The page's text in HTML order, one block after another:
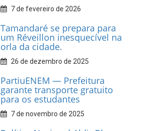
10 de fevereiro de 2026
Dia do Frevo: patrimônio
cultural em movimento
9 de fevereiro de 2026
Prefeitura de Tamandaré
fortalece apoio aos
catadores de materiais
recicláveis
9 de fevereiro de 2026
Prefeitura de Tamandaré